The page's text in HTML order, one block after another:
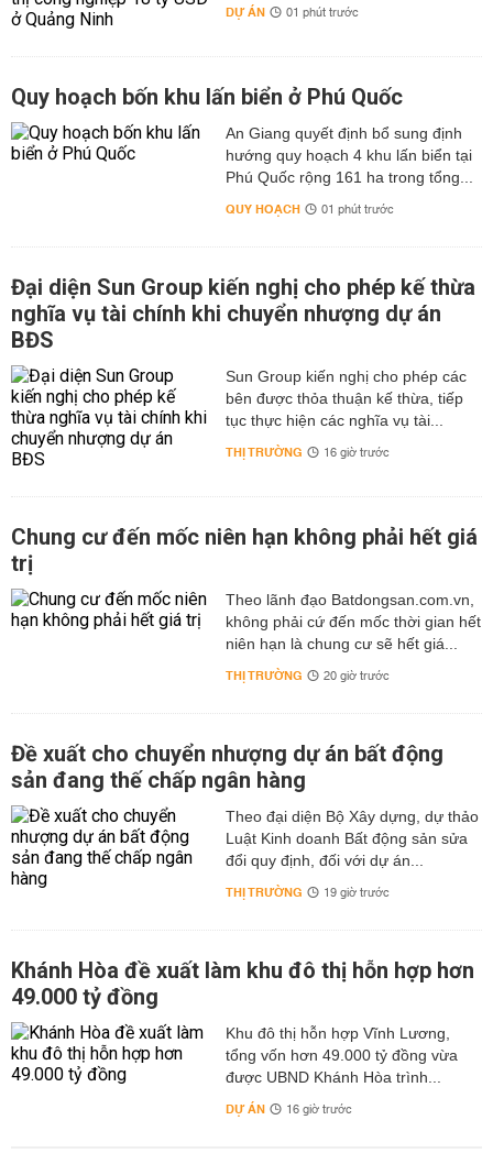
DỰ ÁN 01 phút trước
Quy hoạch bốn khu lấn biển ở Phú Quốc
An Giang quyết định bổ sung định
hướng quy hoạch 4 khu lấn biển tại
Phú Quốc rộng 161 ha trong tổng...
QUY HOẠCH 01 phút trước
Đại diện Sun Group kiến nghị cho phép kế thừa
nghĩa vụ tài chính khi chuyển nhượng dự án
BĐS
Sun Group kiến nghị cho phép các
bên được thỏa thuận kế thừa, tiếp
tục thực hiện các nghĩa vụ tài...
THỊ TRƯỜNG 16 giờ trước
Chung cư đến mốc niên hạn không phải hết giá
trị
Theo lãnh đạo Batdongsan.com.vn,
không phải cứ đến mốc thời gian hết
niên hạn là chung cư sẽ hết giá...
THỊ TRƯỜNG 20 giờ trước
Đề xuất cho chuyển nhượng dự án bất động
sản đang thế chấp ngân hàng
Theo đại diện Bộ Xây dựng, dự thảo
Luật Kinh doanh Bất động sản sửa
đổi quy định, đối với dự án...
THỊ TRƯỜNG 19 giờ trước
Khánh Hòa đề xuất làm khu đô thị hỗn hợp hơn
49.000 tỷ đồng
Khu đô thị hỗn hợp Vĩnh Lương,
tổng vốn hơn 49.000 tỷ đồng vừa
được UBND Khánh Hòa trình...
DỰ ÁN 16 giờ trước